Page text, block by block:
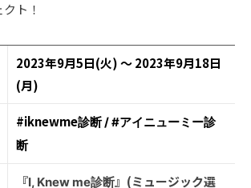
ト！
2023年9月5日(火) ～ 2023年9月18日
(月)
#iknewme診断/ #アイニューミー診
断
『I, Knew me診断』(ミュージック選